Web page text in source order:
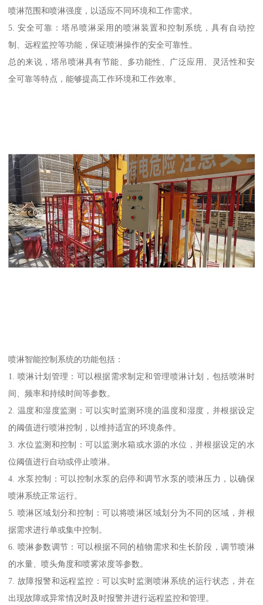
喷淋范围和喷淋强度，以适应不同环境和工作需求。
5. 安全可靠：塔吊喷淋采用的喷淋装置和控制系统，具有自动控
制、远程监控等功能，保证喷淋操作的安全可靠性。
总的来说，塔吊喷淋具有节能、多功能性、广泛应用、灵活性和安
全可靠等特点，能够提高工作环境和工作效率。
喷淋智能控制系统的功能包括：
1. 喷淋计划管理：可以根据需求制定和管理喷淋计划，包括喷淋时
间、频率和持续时间等参数。
2. 温度和湿度监测：可以实时监测环境的温度和湿度，并根据设定
的阈值进行喷淋控制，以维持适宜的环境条件。
3. 水位监测和控制：可以监测水箱或水源的水位，并根据设定的水
位阈值进行自动或停止喷淋。
4. 水泵控制：可以控制水泵的启停和调节水泵的喷淋压力，以确保
喷淋系统正常运行。
5. 喷淋区域划分和控制：可以将喷淋区域划分为不同的区域，并根
据需求进行单或集中控制。
6. 喷淋参数调节：可以根据不同的植物需求和生长阶段，调节喷淋
的水量、喷头角度和喷雾浓度等参数。
7. 故障报警和远程监控：可以实时监测喷淋系统的运行状态，并在
出现故障或异常情况时及时报警并进行远程监控和管理。